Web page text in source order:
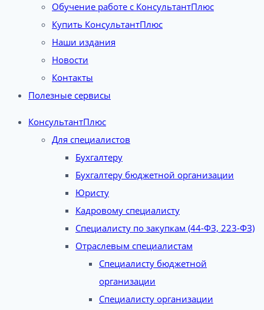
Обучение работе с КонсультантПлюс
Купить КонсультантПлюс
Наши издания
Новости
Контакты
Полезные сервисы
КонсультантПлюс
Для специалистов
Бухгалтеру
Бухгалтеру бюджетной организации
Юристу
Кадровому специалисту
Специалисту по закупкам (44-ФЗ, 223-ФЗ)
Отраслевым специалистам
Специалисту бюджетной
организации
Специалисту организации